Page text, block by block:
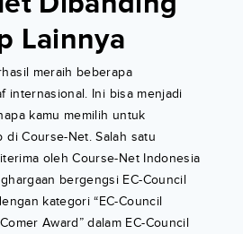
Lainnya
meraih beberapa
internasional. Ini bisa menjadi
kamu memilih untuk
di Course-Net. Salah satu
oleh Course-Net Indonesia
bergengsi EC-Council
kategori “EC-Council
Award” dalam EC-Council